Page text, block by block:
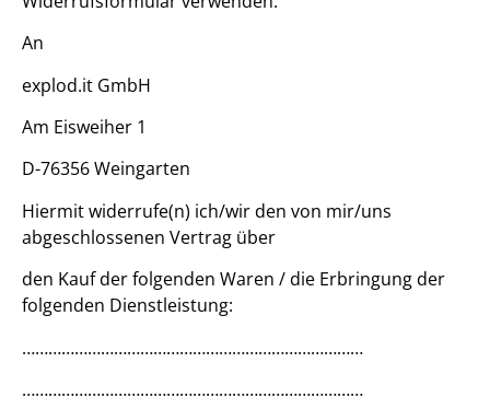
An
explod.it GmbH
Am Eisweiher 1
D-76356 Weingarten
Hiermit widerrufe(n) ich/wir den von mir/uns
abgeschlossenen Vertrag über
den Kauf der folgenden Waren / die Erbringung der
folgenden Dienstleistung:
……………………………………………………………………
……………………………………………………………………